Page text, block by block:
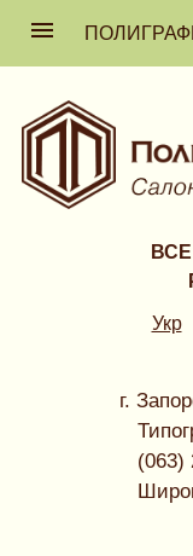
Укр
г.
(063)